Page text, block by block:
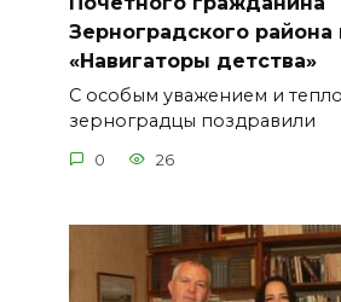
Зерноградского района
«Навигаторы детства»
С особым уважением и
зерноградцы поздравили
0 26